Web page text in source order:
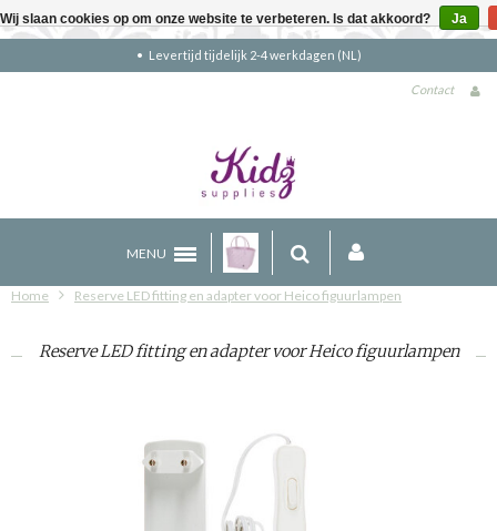
Gratis verzending boven
Contact
MENU
Home Reserve LED fitting en adapter voor Heico figuurlampen
Reserve LED fitting en adapter voor Heico figuurlampen
Wij slaan cookies op om onze website te verbeteren. Is dat akkoord? Ja